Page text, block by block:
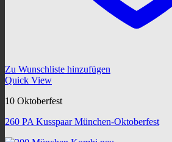
Zu Wunschliste hinzufügen
Quick View
10 Oktoberfest
260 PA Kusspaar München-Oktoberfest